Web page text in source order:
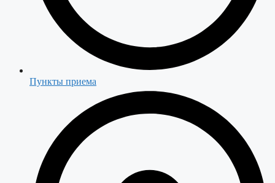
Пункты приема